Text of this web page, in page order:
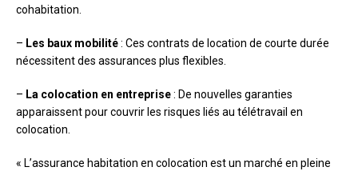
cohabitation.
– Les baux mobilité: Ces contrats de location de courte durée
nécessitent des assurances plus flexibles.
– La colocation en entreprise: De nouvelles garanties
apparaissent pour couvrir les risques liés au télétravail en
colocation.
« L’assurance habitation en colocation est un marché en pleine